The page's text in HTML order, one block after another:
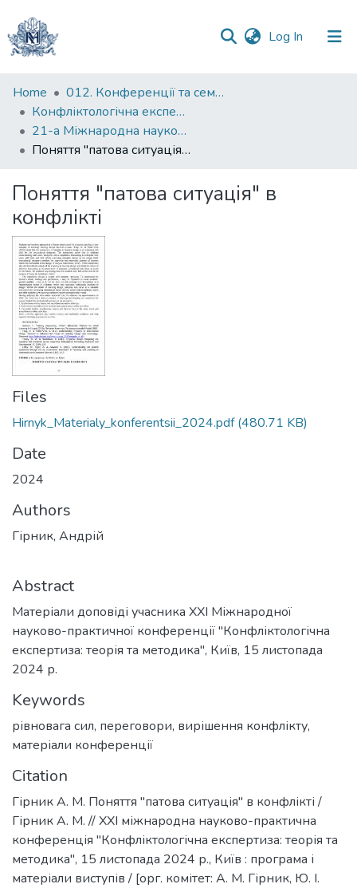
Log In (current)
Communities
&
Collections
All of DSpace
Statistics
Home
012. Конференції та семінари НаУКМА
Конфліктологічна експертиза: теорія та методика
21-а Міжнародна науково-практична конференція "Конфліктологічна експертиза: теорія та методика"
Поняття "патова ситуація" в конфлікті
Поняття "патова ситуація" в
конфлікті
Files
Hirnyk_Materialy_konferentsii_2024.pdf(480.71 KB)
Date
2024
Authors
Гірник, Андрій
Abstract
Матеріали доповіді учасника ХХІ Міжнародної
науково-практичної конференції "Конфліктологічна
експертиза: теорія та методика", Київ, 15 листопада
2024 р.
Keywords
рівновага сил, переговори, вирішення конфлікту,
матеріали конференції
Citation
Гірник А. М. Поняття "патова ситуація" в конфлікті /
Гірник А. М. // ХХІ міжнародна науково-практична
конференція "Конфліктологічна експертиза: теорія та
методика", 15 листопада 2024 р., Київ : програма і
матеріали виступів / [орг. комітет: А. М. Гірник, Ю. І.